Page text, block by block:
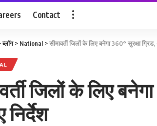
Contact
ब्लॉग> National >सीमावर्ती जिलों के लिए बनेगा 360° सुरक्षा ग्रिड,
जिलों के लिए
निर्देश